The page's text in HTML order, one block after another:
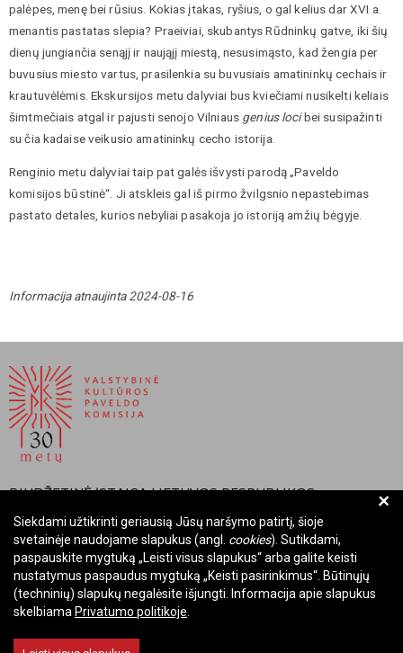
palėpes, menę bei rūsius. Kokias įtakas, ryšius, o gal kelius dar XVI a.
menantis pastatas slepia? Praeiviai, skubantys Rūdninkų gatve, iki šių
dienų jungiančia senąjį ir naująjį miestą, nesusimąsto, kad žengia per
buvusius miesto vartus, prasilenkia su buvusiais amatininkų cechais ir
krautuvėlėmis. Ekskursijos metu dalyviai bus kviečiami nusikelti keliais
šimtmečiais atgal ir pajusti senojo Vilniaus genius locibei susipažinti
su čia kadaise veikusio amatininkų cecho istorija.
Renginio metu dalyviai taip pat galės išvysti parodą „Paveldo
komisijos būstinė“. Ji atskleis gal iš pirmo žvilgsnio nepastebimas
pastato detales, kurios nebyliai pasakoja jo istoriją amžių bėgyje.
Informacija atnaujinta 2024-08-16
BIUDŽETINĖ ĮSTAIGA LIETUVOS RESPUBLIKOS
VALSTYBINĖ KULTŪROS PAVELDO KOMISIJA
Įmonės kodas: Juridinių asmenų registre 288700520
Adresas: Rūdninkų g. 13, 01135 Vilnius
Telefonas: +370 699 13972
El. paštas: komisija@vkpk.lt
+
Siekdami užtikrinti geriausią Jūsų naršymo patirtį, šioje
svetainėje naudojame slapukus (angl. cookies). Sutikdami,
paspauskite mygtuką „Leisti visus slapukus“ arba galite keisti
nustatymus paspaudus mygtuką „Keisti pasirinkimus“. Būtinųjų
(techninių) slapukų negalėsite išjungti. Informacija apie slapukus
skelbiama Privatumo politikoje